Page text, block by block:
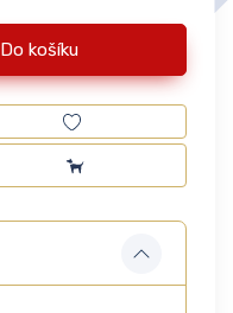
Do košíku